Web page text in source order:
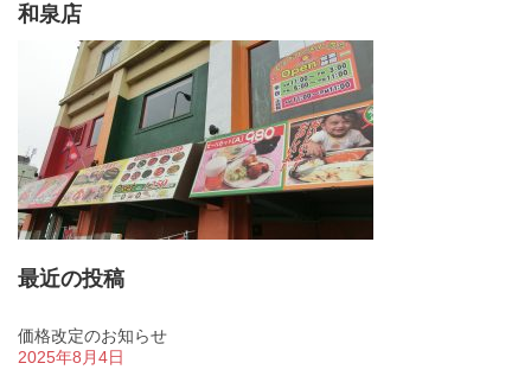
和泉店
最近の投稿
価格改定のお知らせ
2025年8月4日